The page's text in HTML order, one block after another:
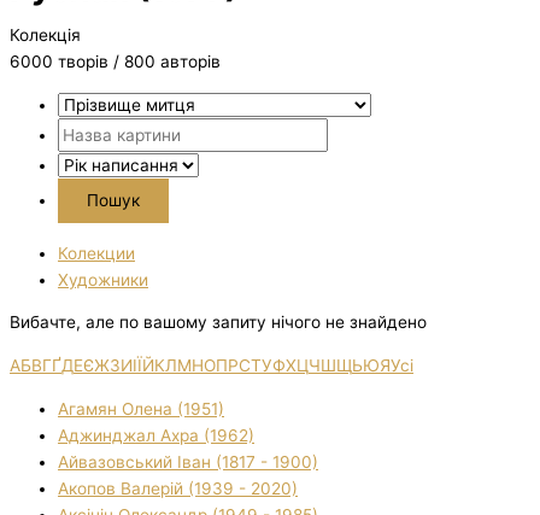
Колекція
6000 творiв / 800 авторів
Колекции
Художники
Вибачте, але по вашому запиту нічого не знайдено
АБВГҐДЕЄЖЗИІЇЙКЛМНОПРСТУФХЦЧШЩЬЮЯУсі
Агамян Олена (1951)
Аджинджал Ахра (1962)
Айвазовський Іван (1817 - 1900)
Акопов Валерій (1939 - 2020)